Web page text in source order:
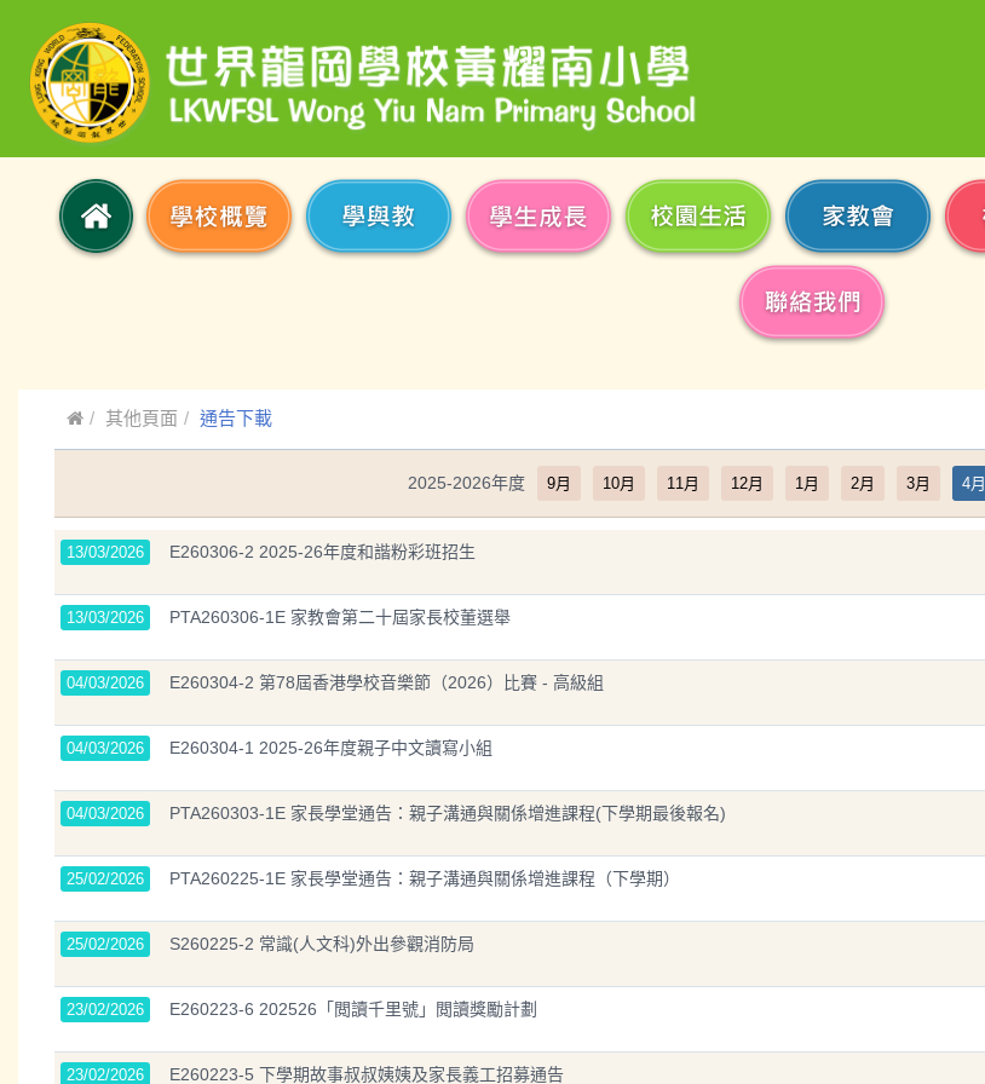
其他頁面 通告下載
2025-2026年度 9月 10月 11月 12月 1月 2月 3月 4月
13/03/2026 E260306-2 2025-26年度和諧粉彩班招生
13/03/2026 PTA260306-1E 家教會第二十屆家長校董選舉
04/03/2026 E260304-2 第78屆香港學校音樂節（2026）比賽 - 高級組
04/03/2026 E260304-1 2025-26年度親子中文讀寫小組
04/03/2026 PTA260303-1E 家長學堂通告：親子溝通與關係增進課程(下學期最後報名)
25/02/2026 PTA260225-1E 家長學堂通告：親子溝通與關係增進課程（下學期）
25/02/2026 S260225-2 常識(人文科)外出參觀消防局
23/02/2026 E260223-6 202526「閲讀千里號」閲讀獎勵計劃
23/02/2026 E260223-5 下學期故事叔叔姨姨及家長義工招募通告